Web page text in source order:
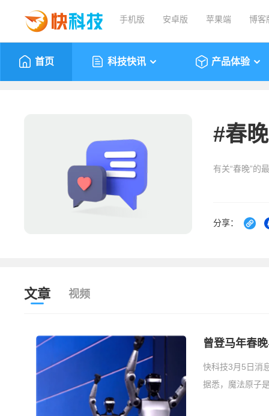
手机版 安卓版 苹果端 博客
首页 科技快讯 产品体验
#春晚
有关“春晚”的
分享：
文章 视频
曾登马年春
快科技3月5日消
据悉，魔法原子